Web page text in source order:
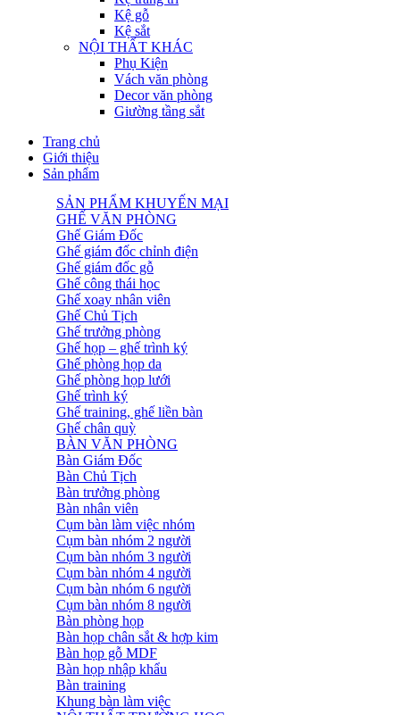
Kệ gỗ
Kệ sắt
NỘI THẤT KHÁC
Phụ Kiện
Vách văn phòng
Decor văn phòng
Giường tầng sắt
Trang chủ
Giới thiệu
Sản phẩm
SẢN PHẨM KHUYẾN MẠI
GHẾ VĂN PHÒNG
Ghế Giám Đốc
Ghế giám đốc chỉnh điện
Ghế giám đốc gỗ
Ghế công thái học
Ghế xoay nhân viên
Ghế Chủ Tịch
Ghế trưởng phòng
Ghế họp – ghế trình ký
Ghế phòng họp da
Ghế phòng họp lưới
Ghế trình ký
Ghế training, ghế liền bàn
Ghế chân quỳ
BÀN VĂN PHÒNG
Bàn Giám Đốc
Bàn Chủ Tịch
Bàn trưởng phòng
Bàn nhân viên
Cụm bàn làm việc nhóm
Cụm bàn nhóm 2 người
Cụm bàn nhóm 3 người
Cụm bàn nhóm 4 người
Cụm bàn nhóm 6 người
Cụm bàn nhóm 8 người
Bàn phòng họp
Bàn họp chân sắt & hợp kim
Bàn họp gỗ MDF
Bàn họp nhập khẩu
Bàn training
Khung bàn làm việc